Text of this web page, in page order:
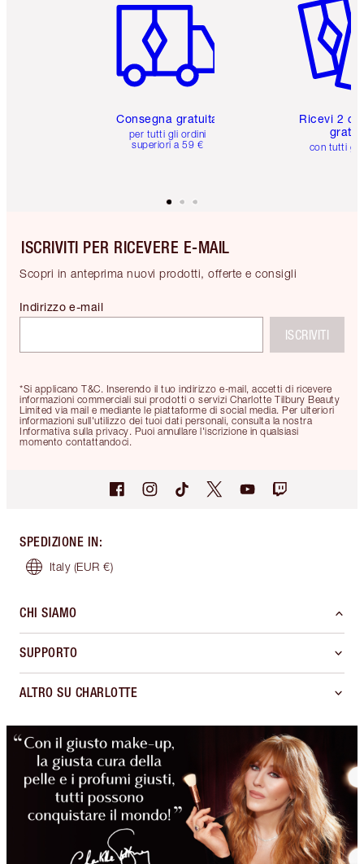
Consegna gratuita
per tutti gli ordini
superiori a 59 €
Ricevi 2
con tutti gli
ISCRIVITI PER RICEVERE E-MAIL
Scopri in anteprima nuovi prodotti, offerte e consigli
*Si applicano T&C. Inserendo il tuo indirizzo e-mail, accetti di ricevere
informazioni commerciali sui prodotti o servizi Charlotte Tilbury Beauty
Limited via mail e mediante le piattaforme di social media. Per ulteriori
informazioni sull'utilizzo dei tuoi dati personali, consulta la nostra
Informativa sulla privacy. Puoi annullare l'iscrizione in qualsiasi
momento contattandoci.
Indirizzo e-mail
ISCRIVITI
SPEDIZIONE IN:
Italy (EUR €)
CHI SIAMO
SUPPORTO
ALTRO SU CHARLOTTE